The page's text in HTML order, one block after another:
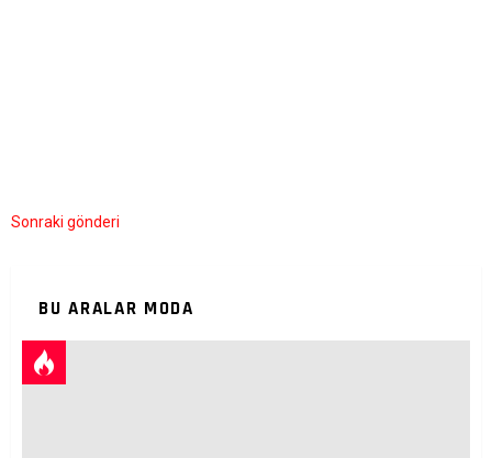
Sonraki gönderi
BU ARALAR MODA